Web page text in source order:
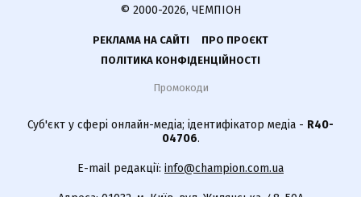
© 2000-2026, ЧЕМПІОН
РЕКЛАМА НА САЙТІ
ПРО ПРОЄКТ
ПОЛІТИКА КОНФІДЕНЦІЙНОСТІ
Промокоди
Суб'єкт у сфері онлайн-медіа; ідентифікатор медіа - R40-
04706.
E-mail редакції: info@champion.com.ua